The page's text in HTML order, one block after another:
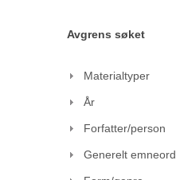
Avgrens søket
Materialtyper
År
Forfatter/person
Generelt emneord